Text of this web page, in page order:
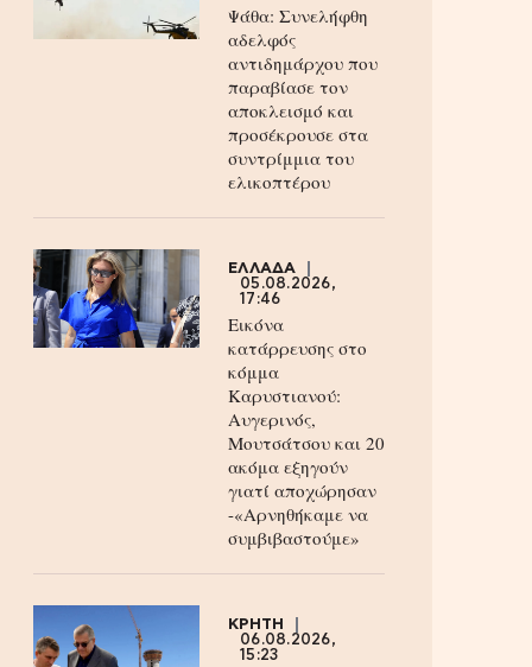
Ψάθα: Συνελήφθη
αδελφός
αντιδημάρχου που
παραβίασε τον
αποκλεισμό και
προσέκρουσε στα
συντρίμμια του
ελικοπτέρου
ΕΛΛΑΔΑ
05.08.2026,
17:46
Εικόνα
κατάρρευσης στο
κόμμα
Καρυστιανού:
Αυγερινός,
Μουτσάτσου και 20
ακόμα εξηγούν
γιατί αποχώρησαν
-«Αρνηθήκαμε να
συμβιβαστούμε»
ΚΡΗΤΗ
06.08.2026,
15:23